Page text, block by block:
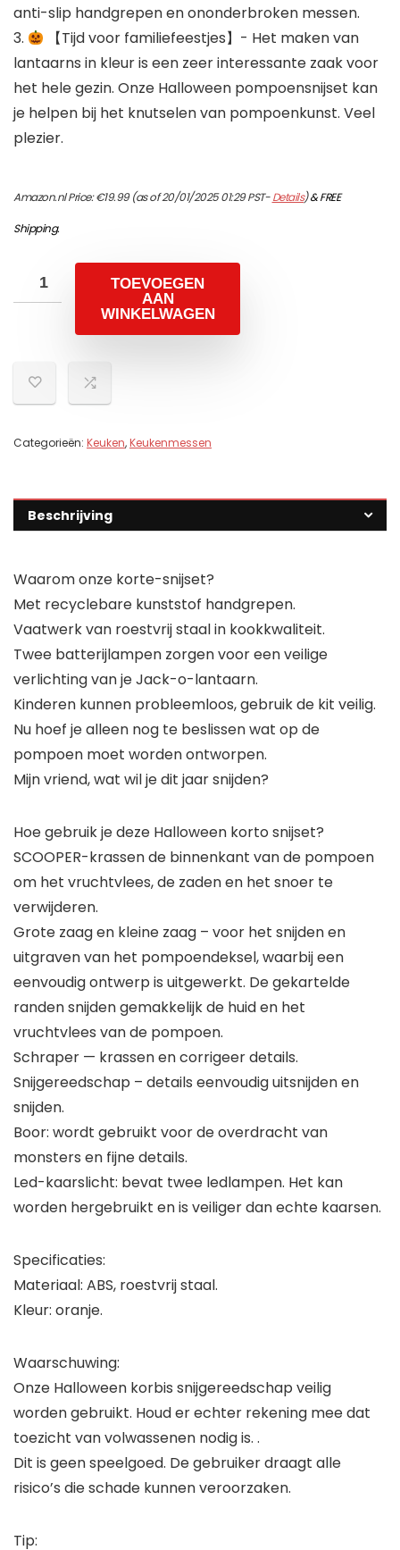
anti-slip handgrepen en ononderbroken messen.
3.
【Tijd voor familiefeestjes】- Het maken van
lantaarns in kleur is een zeer interessante zaak voor
het hele gezin. Onze Halloween pompoensnijset kan
je helpen bij het knutselen van pompoenkunst. Veel
plezier.
Amazon.nl Price:€19.99(as of 20/01/2025 01:29 PST-Details)&FREE
Shipping.
TOEVOEGEN
AAN
WINKELWAGEN
Categorieën: Keuken,Keukenmessen
Beschrijving
Waarom onze korte-snijset?
Met recyclebare kunststof handgrepen.
Vaatwerk van roestvrij staal in kookkwaliteit.
Twee batterijlampen zorgen voor een veilige
verlichting van je Jack-o-lantaarn.
Kinderen kunnen probleemloos, gebruik de kit veilig.
Nu hoef je alleen nog te beslissen wat op de
pompoen moet worden ontworpen.
Mijn vriend, wat wil je dit jaar snijden?
Hoe gebruik je deze Halloween korto snijset?
SCOOPER-krassen de binnenkant van de pompoen
om het vruchtvlees, de zaden en het snoer te
verwijderen.
Grote zaag en kleine zaag – voor het snijden en
uitgraven van het pompoendeksel, waarbij een
eenvoudig ontwerp is uitgewerkt. De gekartelde
randen snijden gemakkelijk de huid en het
vruchtvlees van de pompoen.
Schraper — krassen en corrigeer details.
Snijgereedschap – details eenvoudig uitsnijden en
snijden.
Boor: wordt gebruikt voor de overdracht van
monsters en fijne details.
Led-kaarslicht: bevat twee ledlampen. Het kan
worden hergebruikt en is veiliger dan echte kaarsen.
Specificaties:
Materiaal: ABS, roestvrij staal.
Kleur: oranje.
Waarschuwing:
Onze Halloween korbis snijgereedschap veilig
worden gebruikt. Houd er echter rekening mee dat
toezicht van volwassenen nodig is. .
Dit is geen speelgoed. De gebruiker draagt alle
risico’s die schade kunnen veroorzaken.
Tip: